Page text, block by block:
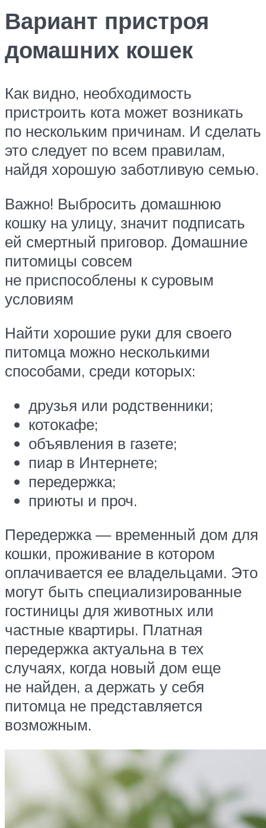
Вариант пристроя
домашних кошек
Как видно, необходимость
пристроить кота может возникать
по нескольким причинам. И сделать
это следует по всем правилам,
найдя хорошую заботливую семью.
Важно! Выбросить домашнюю
кошку на улицу, значит подписать
ей смертный приговор. Домашние
питомицы совсем
не приспособлены к суровым
условиям
Найти хорошие руки для своего
питомца можно несколькими
способами, среди которых:
друзья или родственники;
котокафе;
объявления в газете;
пиар в Интернете;
передержка;
приюты и проч.
Передержка — временный дом для
кошки, проживание в котором
оплачивается ее владельцами. Это
могут быть специализированные
гостиницы для животных или
частные квартиры. Платная
передержка актуальна в тех
случаях, когда новый дом еще
не найден, а держать у себя
питомца не представляется
возможным.